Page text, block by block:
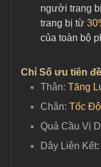
người trang
trang bị từ
của toàn bộ
Chỉ Số ưu tiên
Thân: Tăng
Chân: Tốc Độ
Quả Cầu Vị
Dây Liên Kết: